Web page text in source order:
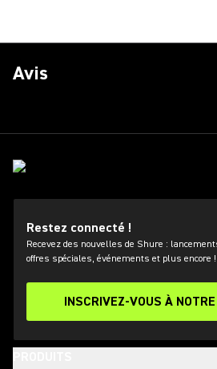
Avis
Restez connecté !
Recevez des nouvelles de Shure :
offres spéciales, événements et plus encore !
INSCRIVEZ-VOUS À